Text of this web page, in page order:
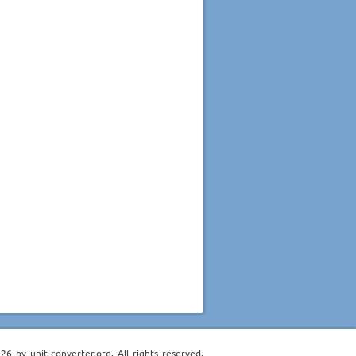
by unit-converter.org. All rights reserved.